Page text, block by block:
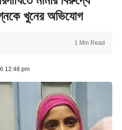
খুনের অভিযোগ
12:48 pm
1 Min Read